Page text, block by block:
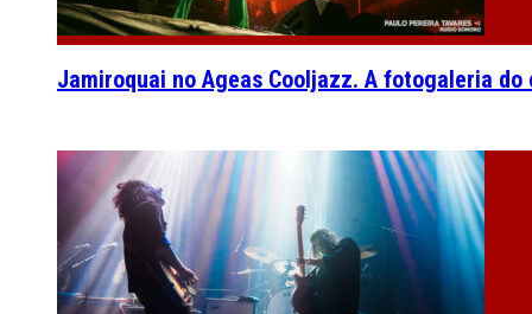
Jamiroquai no Ageas Cooljazz. A fotogaleria do